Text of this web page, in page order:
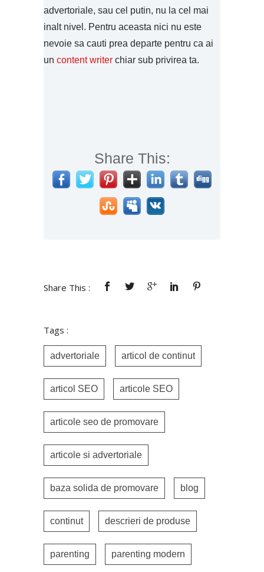
advertoriale, sau cel putin, nu la cel mai
inalt nivel. Pentru aceasta nici nu este
nevoie sa cauti prea departe pentru ca ai
un content writer chiar sub privirea ta.
Share This:
Share This :
Tags :
advertoriale articol de continut
articol SEO articole SEO
articole seo de promovare
articole si advertoriale
baza solida de promovare blog
continut descrieri de produse
parenting parenting modern